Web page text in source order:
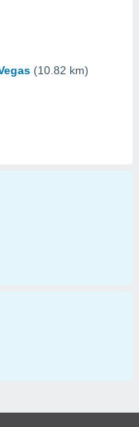
(10.82 km)